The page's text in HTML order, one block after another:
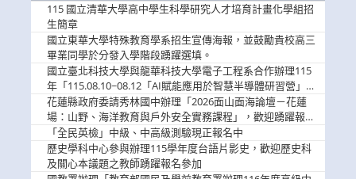
115 國立清華大學高中學生科學研究人才培育計畫化學組招
生簡章
國立東華大學特殊教育學系招生宣傳海報，並鼓勵貴校高三
畢業同學於分發入學階段踴躍選填。
國立臺北科技大學與龍華科技大學電子工程系合作辦理115
年「115.08.10~08.12「AI賦能應用於智慧半導體研習營」，
歡迎學生踴躍報名參加
花蓮縣政府委請秀林國中辦理「2026面山面海論壇－花蓮
場：山野、海洋教育與戶外安全實務課程」，歡迎踴躍報名
參加
「全民英檢」中級、中高級測驗現正報名中
歷史學科中心參與辦理115學年度台語片影史，歡迎歷史科
及關心本議題之教師踴躍報名參加